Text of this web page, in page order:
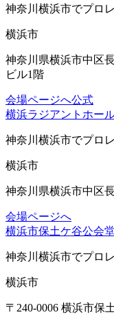
神奈川横浜市でプロ
横浜市
神奈川県横浜市中区
ビル1階
会場ページへ公式
横浜ラジアントホー
神奈川横浜市でプロ
横浜市
神奈川県横浜市中区
会場ページへ
横浜市保土ケ谷公会堂
神奈川横浜市でプロ
横浜市
〒240-0006 横浜市保